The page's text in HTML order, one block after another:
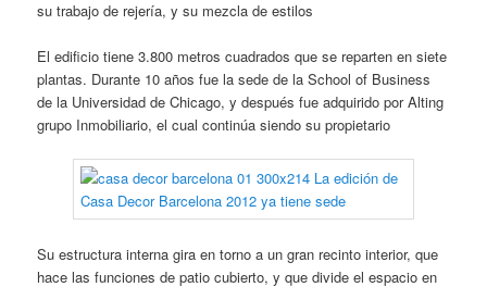
su trabajo de rejería, y su mezcla de estilos
El edificio tiene 3.800 metros cuadrados que se reparten en siete
plantas. Durante 10 años fue la sede de la School of Business
de la Universidad de Chicago, y después fue adquirido por Alting
grupo Inmobiliario, el cual continúa siendo su propietario
Su estructura interna gira en torno a un gran recinto interior, que
hace las funciones de patio cubierto, y que divide el espacio en